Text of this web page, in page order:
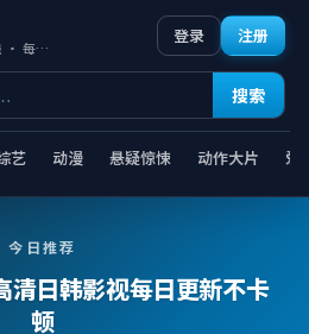
高清日韩片库 · 免费在线 · 每日更新
艺 动漫 悬疑惊悚 动作大片 爱
搜索
登录 注册
今日推荐
日韩影视每日更新不卡
顿